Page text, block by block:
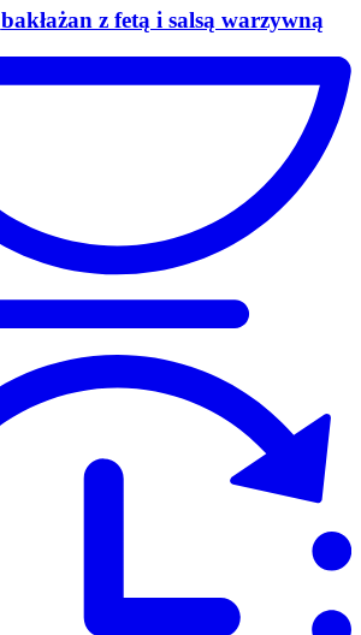
bakłażan z fetą i salsą warzywną